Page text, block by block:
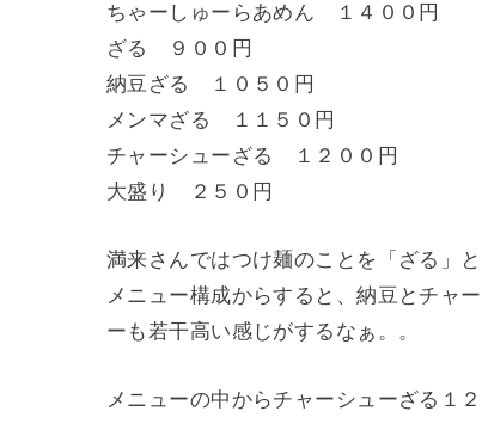
ちゃーしゅーらあめん １４００円
ざる ９００円
納豆ざる １０５０円
メンマざる １１５０円
チャーシューざる １２００円
大盛り ２５０円
満来さんではつけ麺のことを「ざる」
メニュー構成からすると、納豆とチャ
ーも若干高い感じがするなぁ。。
メニューの中からチャーシューざる１